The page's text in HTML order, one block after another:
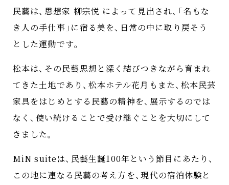
民藝は、思想家 柳宗悦 によって見出され、
「名もな
き人の手仕事 」に宿る美を、日常の中に取り戻そう
とした運動です。
松本は、その民藝思想と深く結びつきながら育まれ
てきた土地であり 、松本ホテル花月もまた、松本民芸
家具をはじめとする民藝の精神を、展示するのでは
なく、使い続けることで受け継ぐことを大切にして
きました。
MiN suiteは、民藝生誕100年という節目にあたり 、
この地に連なる民藝の考え方を、現代の宿泊体験と